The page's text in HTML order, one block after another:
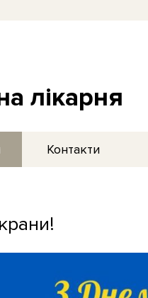
лікарня
Контакти